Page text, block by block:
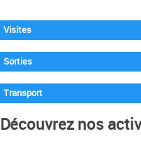
Visites
Sorties
Transport
Découvrez nos